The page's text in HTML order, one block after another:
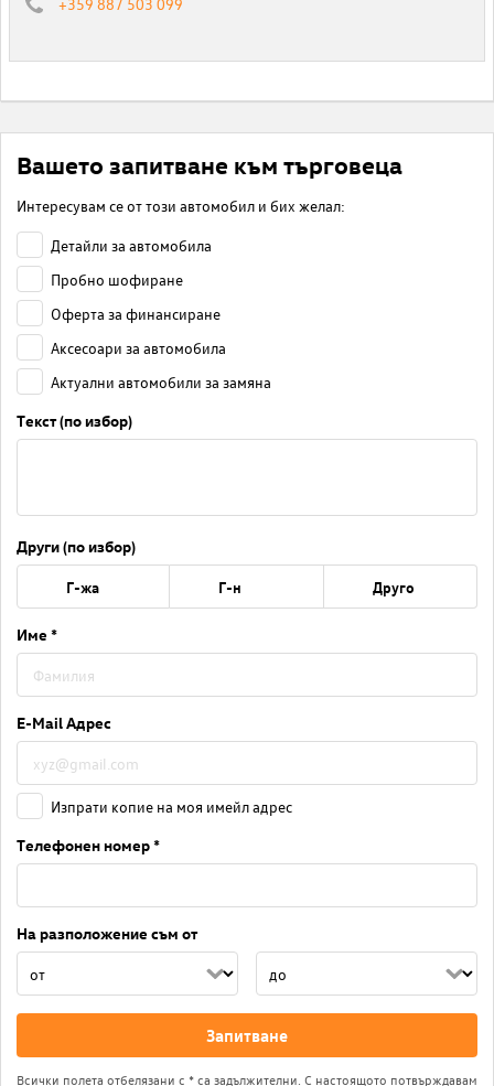
+359 887 503 099
Вашето запитване към търговеца
Интересувам се от този автомобил и бих желал:
Детайли за автомобила
Пробно шофиране
Оферта за финансиране
Аксесоари за автомобила
Актуални автомобили за замяна
Текст (по избор)
Други (по избор)
Г-жа Г-н Друго
Име *
E-Mail Адрес
Изпрати копие на моя имейл адрес
Телефонен номер *
На разположение съм от
Запитване
Всички полета отбелязани с * са задължителни. С настоящото потвърждавам